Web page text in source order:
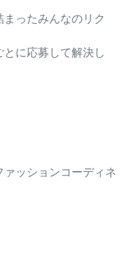
ったみんなのリク
に応募して解決し
ァッションコーディネ